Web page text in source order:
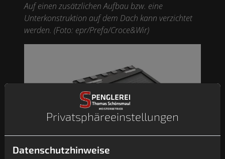
Auf einen zusätzlichen Aufbau bzw. eine
Unterkonstruktion auf dem Dach kann verzichtet
werden. (Foto: epr/Prefa/Croce&Wir)
Privatsphäre­einstellungen
Datenschutzhinweise